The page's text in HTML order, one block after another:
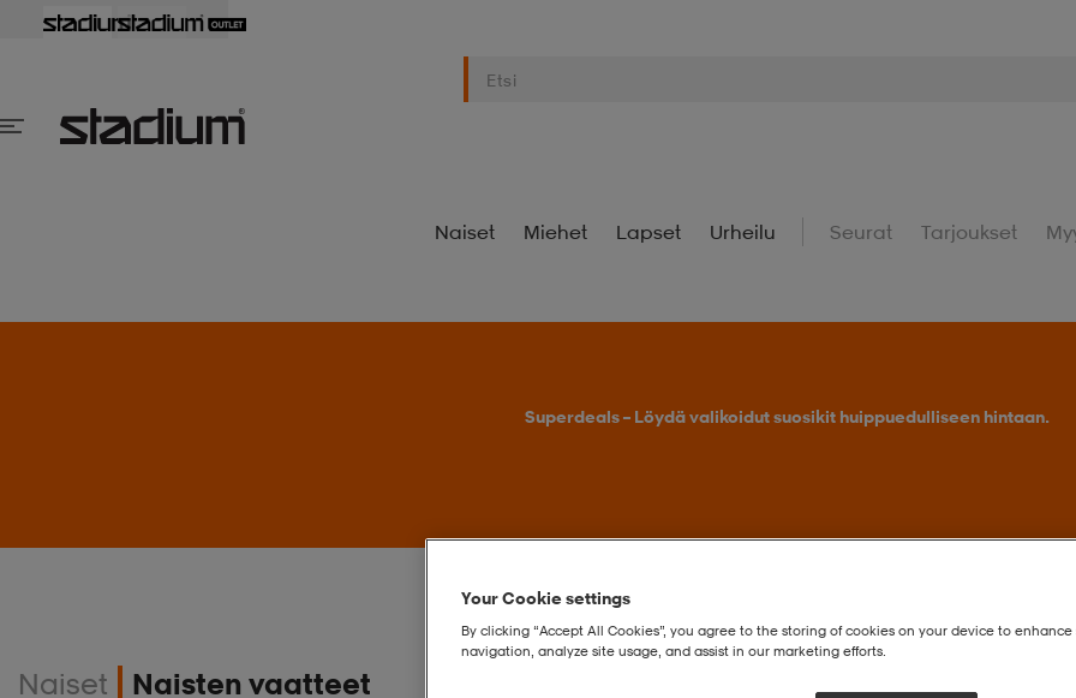
Naiset Miehet Lapset Urheilu Seurat Tarjoukset
Superdeals – Löydä valikoidut suosikit huippuedulliseen hintaan.
Naiset Naisten vaatteet
Your Cookie settings
By clicking “Accept All Cookies”, you agree to the storing of cookies on your device to enhance
navigation, analyze site usage, and assist in our marketing efforts.